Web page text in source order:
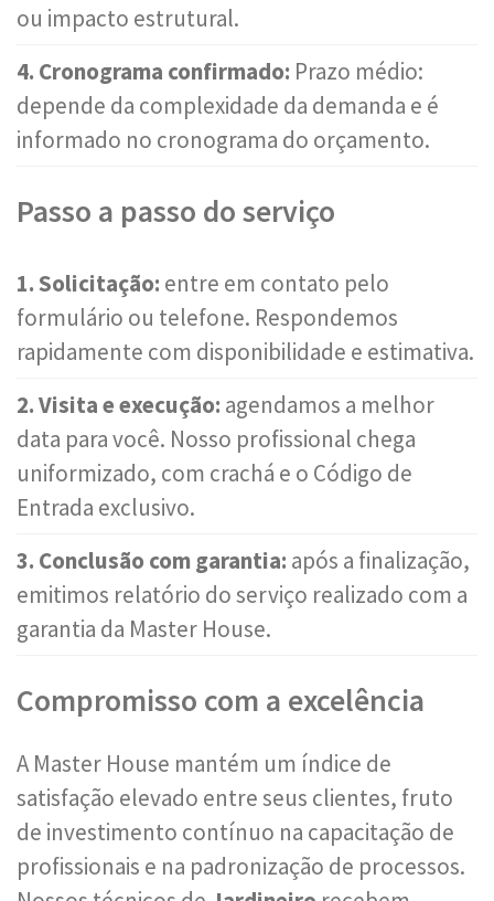
ou impacto estrutural.
4. Cronograma confirmado: Prazo médio:
depende da complexidade da demanda e é
informado no cronograma do orçamento.
Passo a passo do serviço
1. Solicitação: entre em contato pelo
formulário ou telefone. Respondemos
rapidamente com disponibilidade e estimativa.
2. Visita e execução: agendamos a melhor
data para você. Nosso profissional chega
uniformizado, com crachá e o Código de
Entrada exclusivo.
3. Conclusão com garantia: após a finalização,
emitimos relatório do serviço realizado com a
garantia da Master House.
Compromisso com a excelência
A Master House mantém um índice de
satisfação elevado entre seus clientes, fruto
de investimento contínuo na capacitação de
profissionais e na padronização de processos.